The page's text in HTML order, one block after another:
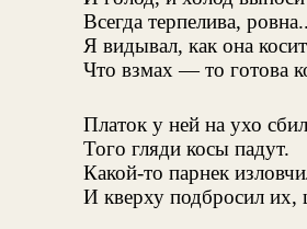
Всегда терпелива,
Я видывал, как она
Что взмах — то готова
Платок у ней на ухо
Того гляди косы падут.
Какой-то парнек
И кверху подбросил их,